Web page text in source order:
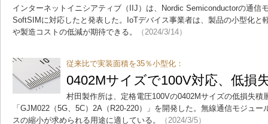
インターネットイニシアティブ（IIJ）は、Nordic Semiconductorの通信
SoftSIMに対応したと発表した。IoTデバイス事業者は、製品の小型化と
や製造コストの低減が期待できる。
（2024/3/14）
従来比で実装面積を35％小型化：
0402Mサイズで100V対応、低損
村田製作所は、定格電圧100Vの0402Mサイズの低損失積
「GJM022（5G、5C）2A（R20-220）」を開発した。無線通信モジュ
スの縮小が求められる用途に適している。
（2024/3/5）